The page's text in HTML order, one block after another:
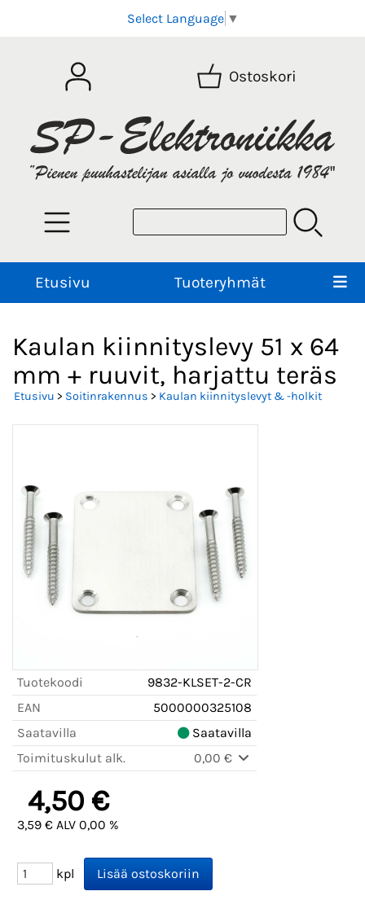
Select Language ▼
Ostoskori
Etusivu Tuoteryhmät
Kaulan kiinnityslevy 51 x 64
mm + ruuvit, harjattu teräs
Etusivu > Soitinrakennus > Kaulan kiinnityslevyt & -holkit
Tuotekoodi
9832-KLSET-2-CR
EAN
5000000325108
Saatavilla
Saatavilla
Toimituskulut alk.
0,00 €
4,50 €
3,59 € ALV 0,00 %
kpl